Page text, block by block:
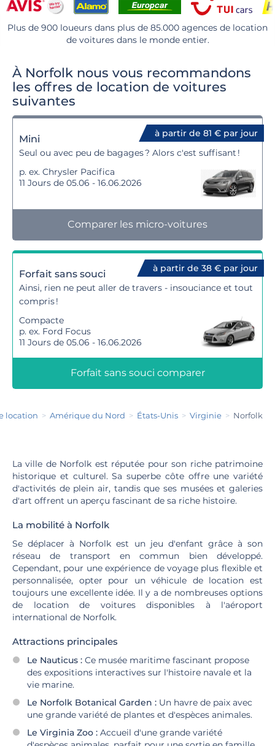
Plus de 900 loueurs dans plus de 85.000 agences de location
de voitures dans le monde entier.
À Norfolk nous vous recommandons
les offres de location de voitures
suivantes
à partir de 81 € par jour
Mini
Seul ou avec peu de bagages ? Alors c'est suffisant !
p. ex. Chrysler Pacifica
11 Jours de 05.06 - 16.06.2026
Comparer les micro-voitures
à partir de 38 € par jour
Forfait sans souci
Ainsi, rien ne peut aller de travers - insouciance et tout
compris !
Compacte
p. ex. Ford Focus
11 Jours de 05.06 - 16.06.2026
Forfait sans souci comparer
location Amérique du Nord États-Unis Virginie Norfolk
La ville de Norfolk est réputée pour son riche patrimoine
historique et culturel. Sa superbe côte offre une variété
d'activités de plein air, tandis que ses musées et galeries
d'art offrent un aperçu fascinant de sa riche histoire.
La mobilité à Norfolk
Se déplacer à Norfolk est un jeu d'enfant grâce à son
réseau de transport en commun bien développé.
Cependant, pour une expérience de voyage plus flexible et
personnalisée, opter pour un véhicule de location est
toujours une excellente idée. Il y a de nombreuses options
de location de voitures disponibles à l'aéroport
international de Norfolk.
Attractions principales
Le Nauticus : Ce musée maritime fascinant propose
des expositions interactives sur l'histoire navale et la
vie marine.
Le Norfolk Botanical Garden : Un havre de paix avec
une grande variété de plantes et d'espèces animales.
Le Virginia Zoo : Accueil d'une grande variété